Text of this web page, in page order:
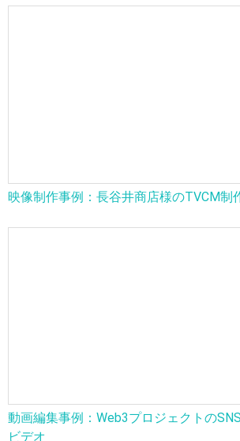
映像制作事例：長谷井商店様のTVCM制
動画編集事例：Web3プロジェクトの
ビデオ